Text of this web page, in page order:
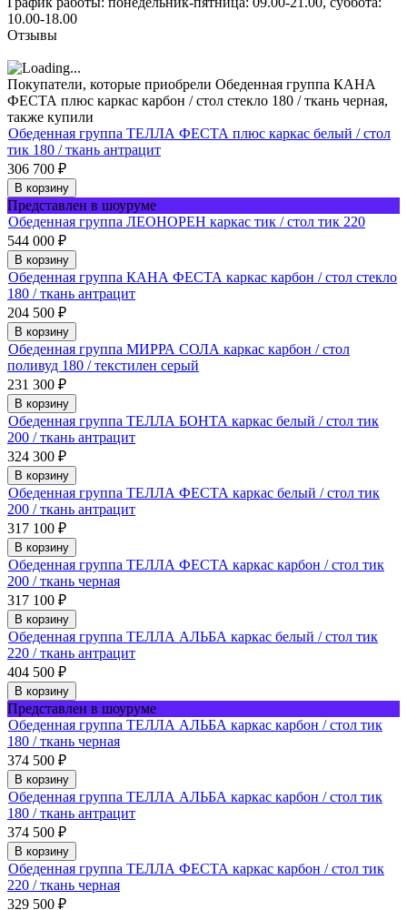
10.00-18.00
Отзывы
Покупатели, которые приобрели Обеденная группа КАНА
ФЕСТА плюс каркас карбон / стол стекло 180 / ткань черная,
также купили
Обеденная группа ТЕЛЛА ФЕСТА плюс каркас белый / стол
тик 180 / ткань антрацит
306 700 ₽
В корзину
Представлен в шоуруме
Обеденная группа ЛЕОНОРЕН каркас тик / стол тик 220
544 000 ₽
В корзину
Обеденная группа КАНА ФЕСТА каркас карбон / стол стекло
180 / ткань антрацит
204 500 ₽
В корзину
Обеденная группа МИРРА СОЛА каркас карбон / стол
поливуд 180 / текстилен серый
231 300 ₽
В корзину
Обеденная группа ТЕЛЛА БОНТА каркас белый / стол тик
200 / ткань антрацит
324 300 ₽
В корзину
Обеденная группа ТЕЛЛА ФЕСТА каркас белый / стол тик
200 / ткань антрацит
317 100 ₽
В корзину
Обеденная группа ТЕЛЛА ФЕСТА каркас карбон / стол тик
200 / ткань черная
317 100 ₽
В корзину
Обеденная группа ТЕЛЛА АЛЬБА каркас белый / стол тик
220 / ткань антрацит
404 500 ₽
В корзину
Представлен в шоуруме
Обеденная группа ТЕЛЛА АЛЬБА каркас карбон / стол тик
180 / ткань черная
374 500 ₽
В корзину
Обеденная группа ТЕЛЛА АЛЬБА каркас карбон / стол тик
180 / ткань антрацит
374 500 ₽
В корзину
Обеденная группа ТЕЛЛА ФЕСТА каркас карбон / стол тик
220 / ткань черная
329 500 ₽